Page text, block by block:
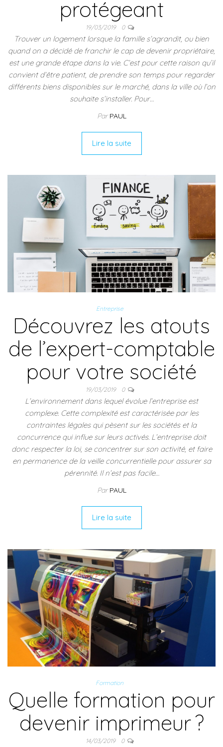
protégeant
19/03/2019 0
Trouver un logement lorsque la famille s’agrandit, ou bien
quand on a décidé de franchir le cap de devenir propriétaire,
est une grande étape dans la vie. C’est pour cette raison qu’il
convient d’être patient, de prendre son temps pour regarder
différents biens disponibles sur le marché, dans la ville où l’on
souhaite s’installer. Pour…
ParPAUL
Lire la suite
Entreprise
Découvrez les atouts
de l’expert-comptable
pour votre société
19/03/2019 0
L’environnement dans lequel évolue l’entreprise est
complexe. Cette complexité est caractérisée par les
contraintes légales qui pèsent sur les sociétés et la
concurrence qui influe sur leurs activés. L’entreprise doit
donc respecter la loi, se concentrer sur son activité, et faire
en permanence de la veille concurrentielle pour assurer sa
pérennité. Il n’est pas facile…
ParPAUL
Lire la suite
Formation
Quelle formation pour
devenir imprimeur ?
14/03/2019 0